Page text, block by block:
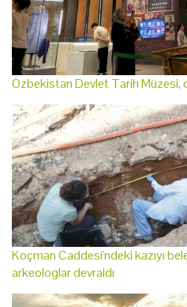
Özbekistan Devlet Tarih Müzesi,
Koçman Caddesi'ndeki kazıyı
arkeologlar devraldı